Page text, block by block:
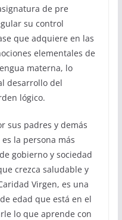
de pre
su control
que adquiere en las
elementales de
materna, lo
desarrollo del
lógico.
sus padres y demás
la persona más
gobierno y sociedad
crezca saludable y
Virgen, es una
edad que está en el
lo que aprende con